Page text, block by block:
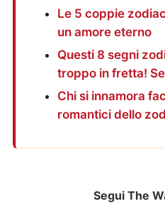
Le 5 coppie
un amore eterno
Questi 8 segni
troppo in fretta!
Chi si innamora
romantici dello
Segui The